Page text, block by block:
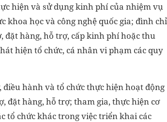
hiện và sử dụng kinh phí của nhiệm vụ
khoa học và công nghệ quốc gia; đình chỉ
hàng, hỗ trợ, cấp kinh phí hoặc thu
hiện tổ chức, cá nhân vi phạm các quy
hành và tổ chức thực hiện hoạt động
đặt hàng, hỗ trợ; tham gia, thực hiện cơ
tổ chức khác trong việc triển khai các